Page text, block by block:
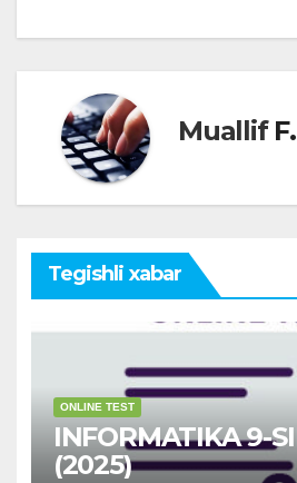
Muallif
Tegishli xabar
ONLINE TEST
INFORMATIKA 9-
(2025)